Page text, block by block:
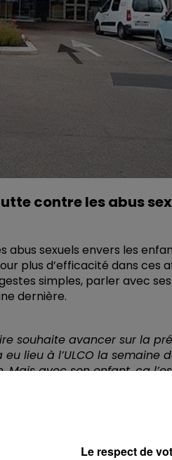
contre les abus
sexuels envers les
plus d’efficacité dans ces
simples, parler avec
dernière.
souhaite avancer sur la
lieu à l’ULCO la semaine
Mais avec son enfant, ça
Le respect de